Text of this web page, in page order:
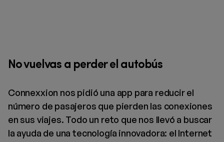
No vuelvas a perder el autobús
Connexxion nos pidió una app para reducir el
número de pasajeros que pierden las conexiones
en sus viajes. Todo un reto que nos llevó a buscar
la ayuda de una tecnología innovadora: el Internet